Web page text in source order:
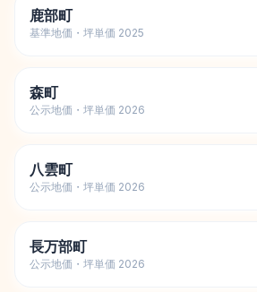
鹿部町
基準地価・坪単価 2025
森町
公示地価・坪単価 2026
八雲町
公示地価・坪単価 2026
長万部町
公示地価・坪単価 2026